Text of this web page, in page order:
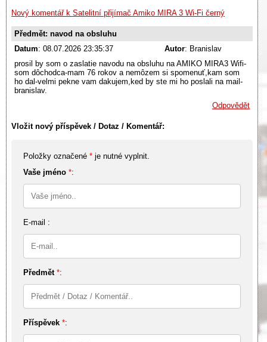
Nový komentář k Satelitní přijímač Amiko MIRA 3 Wi-Fi černý
Předmět: navod na obsluhu
Datum: 08.07.2026 23:35:37 Autor: Branislav
prosil by som o zaslatie navodu na obsluhu na AMIKO MIRA3 Wifi-
som dôchodca-mam 76 rokov a nemôzem si spomenuť,kam som
ho dal-velmi pekne vam dakujem,ked by ste mi ho poslali na mail-
branislav.
Odpovědět
Vložit nový příspěvek / Dotaz / Komentář:
Položky označené * je nutné vyplnit.
Vaše jméno *:
E-mail :
Předmět *:
Příspěvek *: